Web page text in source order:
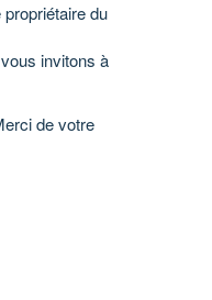
du
invitons à
de votre